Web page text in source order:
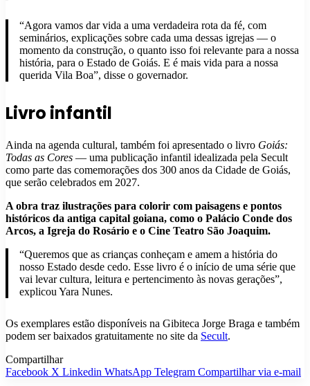
“Agora vamos dar vida a uma verdadeira rota da fé, com
seminários, explicações sobre cada uma dessas igrejas — o
momento da construção, o quanto isso foi relevante para a nossa
história, para o Estado de Goiás. E é mais vida para a nossa
querida Vila Boa”, disse o governador.
Livro infantil
Ainda na agenda cultural, também foi apresentado o livro Goiás:
Todas as Cores — uma publicação infantil idealizada pela Secult
como parte das comemorações dos 300 anos da Cidade de Goiás,
que serão celebrados em 2027.
A obra traz ilustrações para colorir com paisagens e pontos
históricos da antiga capital goiana, como o Palácio Conde dos
Arcos, a Igreja do Rosário e o Cine Teatro São Joaquim.
“Queremos que as crianças conheçam e amem a história do
nosso Estado desde cedo. Esse livro é o início de uma série que
vai levar cultura, leitura e pertencimento às novas gerações”,
explicou Yara Nunes.
Os exemplares estão disponíveis na Gibiteca Jorge Braga e também
podem ser baixados gratuitamente no site da Secult.
Compartilhar
Facebook X Linkedin WhatsApp Telegram Compartilhar via e-mail